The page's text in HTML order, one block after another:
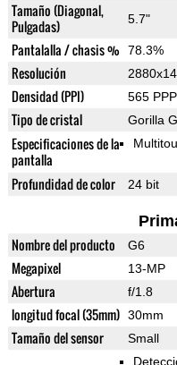
Tamaño (Diagonal,
Pulgadas)
5.7"
Pantalalla / chasis % 78.3%
Resolución
Densidad (PPI) 565 PPP
Tipo de cristal Gorilla
Especificaciones de la
pantalla
Profundidad de color 24 bit
Nombre del producto G6
Megapixel 13-MP
Abertura f/1.8
longitud focal (35mm) 30mm
Tamaño del sensor Small